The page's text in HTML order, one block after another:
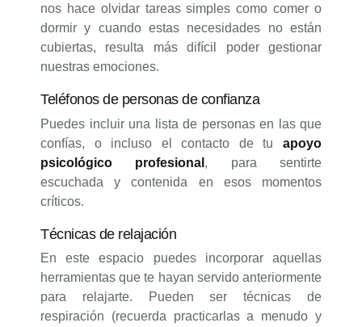
nos hace olvidar tareas simples como comer o
dormir y cuando estas necesidades no están
cubiertas, resulta más difícil poder gestionar
nuestras emociones.
Teléfonos de personas de confianza
Puedes incluir una lista de personas en las que
confías, o incluso el contacto de tu apoyo
psicológico profesional , para sentirte
escuchada y contenida en esos momentos
críticos.
Técnicas de relajación
En este espacio puedes incorporar aquellas
herramientas que te hayan servido anteriormente
para relajarte. Pueden ser técnicas de
respiración (recuerda practicarlas a menudo y